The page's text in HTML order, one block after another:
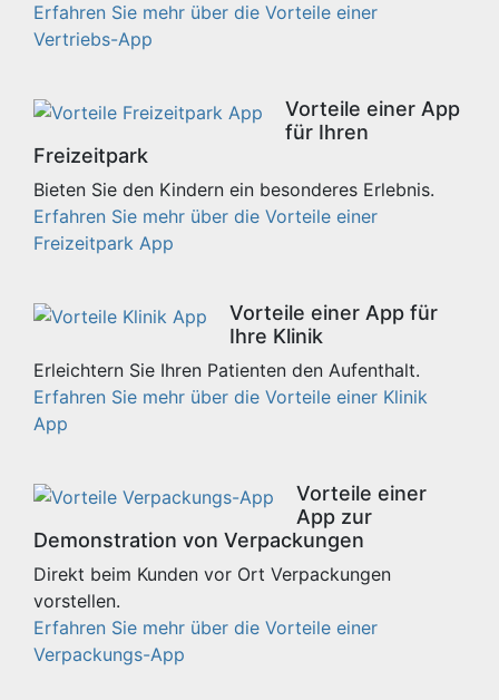
Erfahren Sie mehr über die Vorteile einer
Vertriebs-App
Vorteile einer App
für Ihren
Freizeitpark
Bieten Sie den Kindern ein besonderes Erlebnis.
Erfahren Sie mehr über die Vorteile einer
Freizeitpark App
Vorteile einer App für
Ihre Klinik
Erleichtern Sie Ihren Patienten den Aufenthalt.
Erfahren Sie mehr über die Vorteile einer Klinik
App
Vorteile einer
App zur
Demonstration von Verpackungen
Direkt beim Kunden vor Ort Verpackungen
vorstellen.
Erfahren Sie mehr über die Vorteile einer
Verpackungs-App